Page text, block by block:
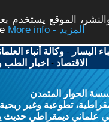
الموقع يستخدم
More info - المزيد
اليسار -وكالة أنباء
الاقتصاد - اخبار الطب
الحوار المتمدن
تطوعية وغير ربحية
ديمقراطي حديث